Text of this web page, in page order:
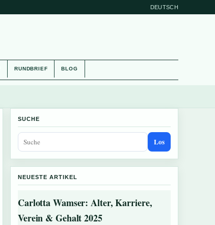
DEUTSCH
RUNDBRIEF BLOG
SUCHE
Los
NEUESTE ARTIKEL
Carlotta Wamser: Alter, Karriere,
Verein & Gehalt 2025